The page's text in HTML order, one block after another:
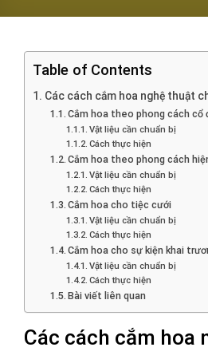
Table of Contents
Các cách cắm hoa nghệ thuật
Cắm hoa theo phong cách cổ
Vật liệu cần chuẩn bị
Cách thực hiện
Cắm hoa theo phong cách
Vật liệu cần chuẩn bị
Cách thực hiện
Cắm hoa cho tiệc cưới
Vật liệu cần chuẩn bị
Cách thực hiện
Cắm hoa cho sự kiện khai
Vật liệu cần chuẩn bị
Cách thực hiện
Bài viết liên quan
Các cách cắm hoa